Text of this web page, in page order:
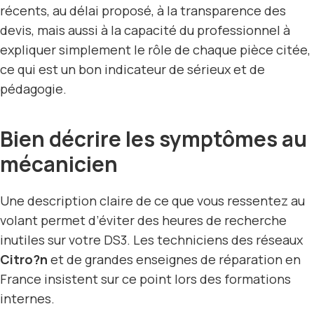
récents, au délai proposé, à la transparence des
devis, mais aussi à la capacité du professionnel à
expliquer simplement le rôle de chaque pièce citée,
ce qui est un bon indicateur de sérieux et de
pédagogie.
Bien décrire les symptômes au
mécanicien
Une description claire de ce que vous ressentez au
volant permet d’éviter des heures de recherche
inutiles sur votre DS3. Les techniciens des réseaux
Citro?n et de grandes enseignes de réparation en
France insistent sur ce point lors des formations
internes.